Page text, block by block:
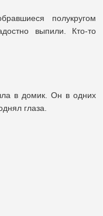
полукругом
выпили. Кто-то
в домик. Он в одних
глаза.